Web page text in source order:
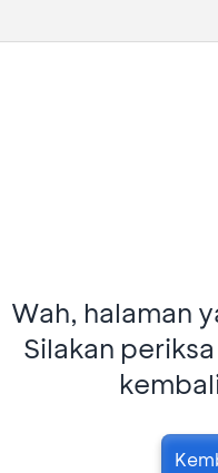
Wah, halaman
Silakan